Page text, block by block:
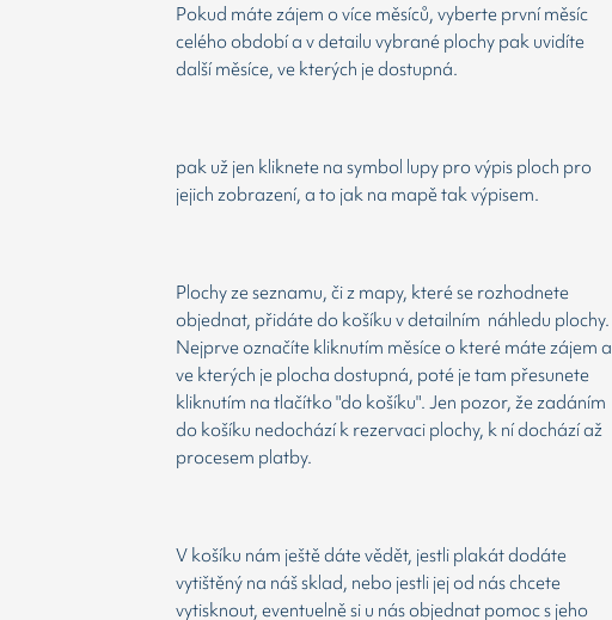
Pokud máte zájem o více měsíců, vyberte první měsíc
celého období a v detailu vybrané plochy pak uvidíte
další měsíce, ve kterých je dostupná.
pak už jen kliknete na symbol lupy pro výpis ploch pro
jejich zobrazení, a to jak na mapě tak výpisem.
Plochy ze seznamu, či z mapy, které se rozhodnete
objednat, přidáte do košíku v detailním náhledu plochy.
Nejprve označíte kliknutím měsíce o které máte zájem a
ve kterých je plocha dostupná, poté je tam přesunete
kliknutím na tlačítko "do košíku". Jen pozor, že zadáním
do košíku nedochází k rezervaci plochy, k ní dochází až
procesem platby.
V košíku nám ještě dáte vědět, jestli plakát dodáte
vytištěný na náš sklad, nebo jestli jej od nás chcete
vytisknout, eventuelně si u nás objednat pomoc s jeho